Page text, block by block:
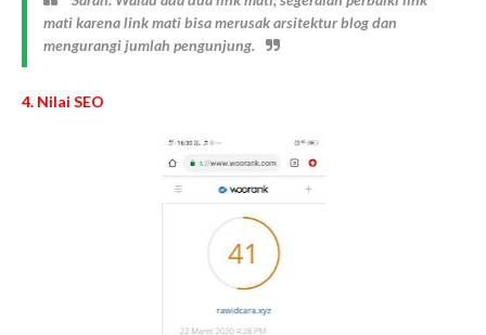
mati karena link mati bisa merusak arsitektur blog dan
mengurangi jumlah pengunjung.
4. Nilai SEO